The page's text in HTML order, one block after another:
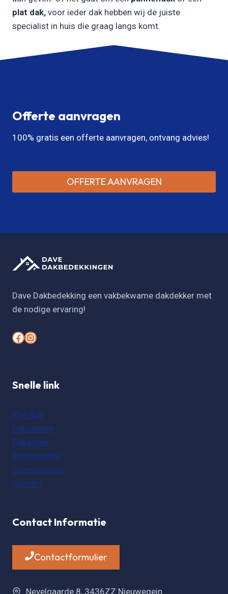
plat dak, voor ieder dak hebben wij de juiste
specialist in huis die graag langs komt.
Offerte aanvragen
100% gratis een offerte aanvragen, ontvang advies!
OFFERTE AANVRAGEN
Dave Dakbedekking een vakbekwame dakdekker met
de nodige ervaring!
# #
Snelle link
Plat dak
Dakpannen
Dakgoten
Dakreparatie
Stormschade
Contact
Contact Informatie
Contactformulier
Nevelgaarde 8, 3436ZZ Nieuwegein